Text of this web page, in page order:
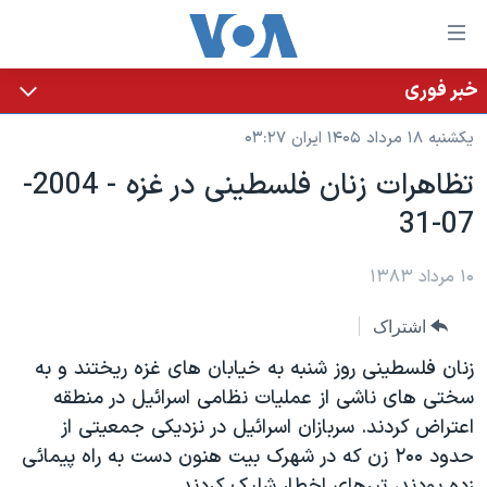
لینکهای
قابل
دسترسی
جهش
محتوای
اصلی
به
اصلی
جهش
به
جستجو
خانه
نسخه سبک وب‌سایت
موضوع ها
ایران
آمریکا
گزیده‌ها
ویژه برنامه‌ها
ویدیوها
برنامه های تلویزیونی
جدول برنامه ها
صفحه‌های ویژه
عملیات خشم حماسی
۲۵۰سالگی آمریکا
بایگانی برنامه‌های تلویزیونی
پخش رادیویی
یادگیری زبان انگلیسی
خبر فوری
یکشنبه ۱۸ مرداد ۱۴۰۵ ایران ۰۳:۲۷
تظاهرات زنان فلسطينی در غزه - 2004-
07-31
۱۰ مرداد ۱۳۸۳
اشتراک
زنان فلسطينی روز شنبه به خيابان های غزه ريختند و به
سختی های ناشی از عمليات نظامی اسرائيل در منطقه
اعتراض کردند. سربازان اسرائيل در نزديکی جمعيتی از
حدود ۲۰۰ زن که در شهرک بيت هنون دست به راه پيمائی